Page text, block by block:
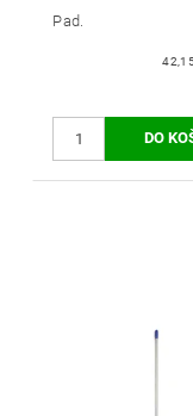
Pad.